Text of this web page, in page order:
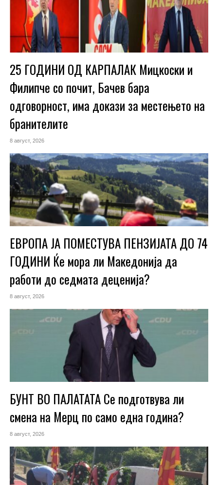
25 ГОДИНИ ОД КАРПАЛАК Мицкоски и
Филипче со почит, Бачев бара
одговорност, има докази за местењето на
бранителите
8 август, 2026
ЕВРОПА ЈА ПОМЕСТУВА ПЕНЗИЈАТА ДО 74
ГОДИНИ Ќе мора ли Македонија да
работи до седмата деценија?
8 август, 2026
БУНТ ВО ПАЛАТАТА Се подготвува ли
смена на Мерц по само една година?
8 август, 2026